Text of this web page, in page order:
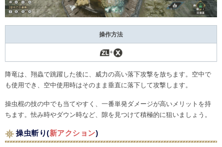
操作方法
+
降竜は、翔蟲で跳躍した後に、威力の高い落下攻撃を放ちます。空中で
も使用でき、空中使用時はそのまま垂直に落下して攻撃します。
操虫棍の技の中でも当てやすく、一番単発ダメージが高いメリットを持
ちます。怯み時やダウン時など、隙を見つけて積極的に狙いましょう。
操虫斬り(新アクション)